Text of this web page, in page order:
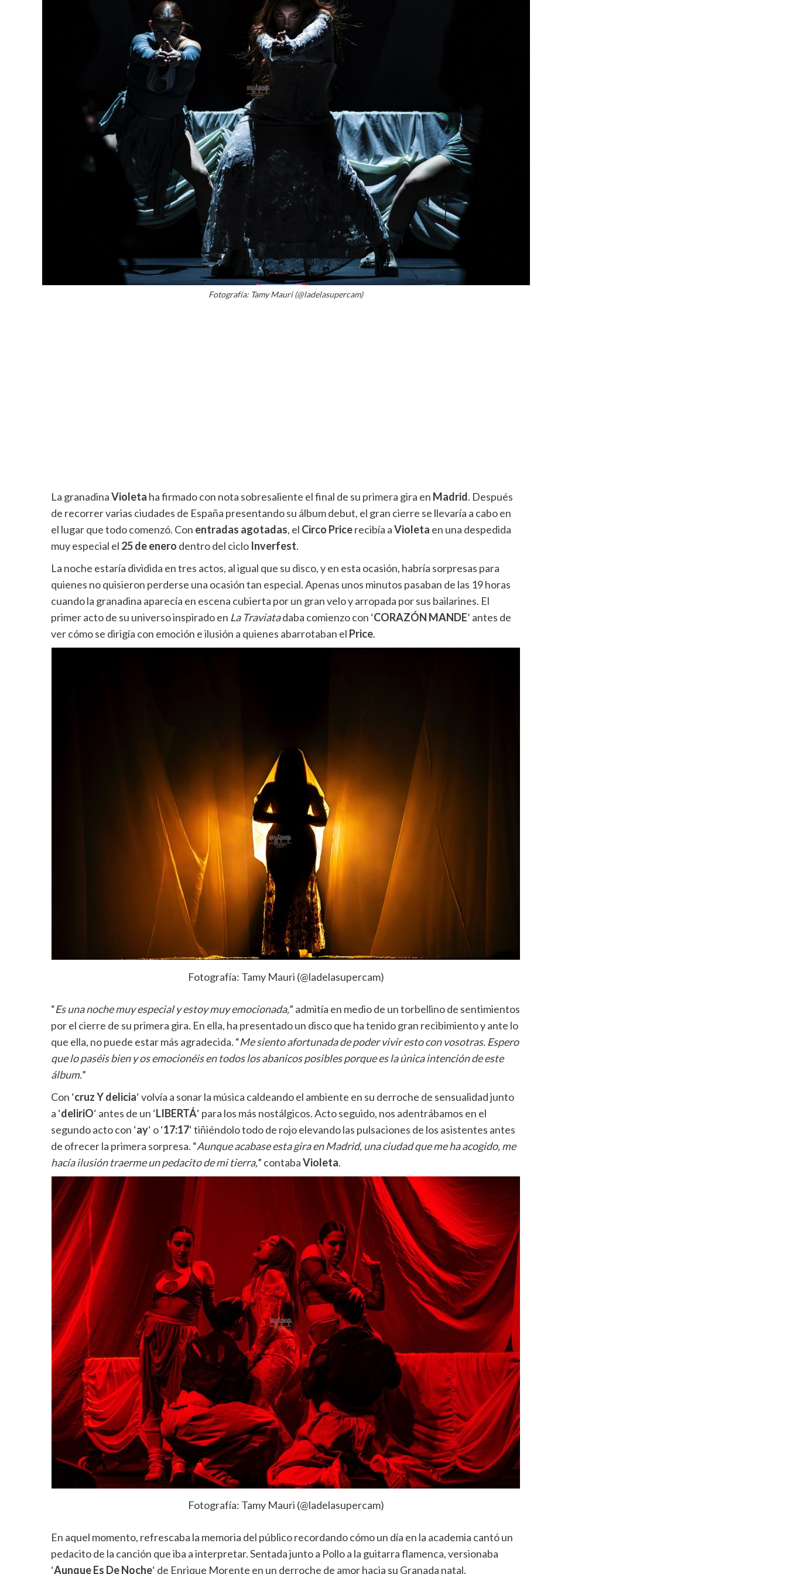
Fotografía: Tamy Mauri (@ladelasupercam)
La granadinaVioleta ha firmado con nota sobresaliente el final de su primera gira en Madrid. Después
de recorrer varias ciudades de España presentando su álbum debut, el gran cierre se llevaría a cabo en
el lugar que todo comenzó. Con entradas agotadas, el Circo Pricerecibía aVioleta en una despedida
muy especial el 25 de enero dentro del ciclo Inverfest.
La noche estaría dividida en tres actos, al igual que su disco, y en esta ocasión, habría sorpresas para
quienes no quisieron perderse una ocasión tan especial. Apenas unos minutos pasaban de las 19 horas
cuando la granadina aparecía en escena cubierta por un gran velo y arropada por sus bailarines. El
primer acto de su universo inspirado en La Traviatadaba comienzo con ‘CORAZÓN MANDE’ antes de
ver cómo se dirigía con emoción e ilusión a quienes abarrotaban el Price.
Fotografía: Tamy Mauri (@ladelasupercam)
“Es una noche muy especial y estoy muy emocionada,” admitía en medio de un torbellino de sentimientos
por el cierre de su primera gira. En ella, ha presentado un disco que ha tenido gran recibimiento y ante lo
que ella, no puede estar más agradecida. “Me siento afortunada de poder vivir esto con vosotras. Espero
que lo paséis bien y os emocionéis en todos los abanicos posibles porque es la única intención de este
álbum.”
Con ‘cruz Y delicia‘ volvía a sonar la música caldeando el ambiente en su derroche de sensualidad junto
a ‘deliriO‘ antes de un ‘LIBERTÁ‘ para los más nostálgicos. Acto seguido, nos adentrábamos en el
segundo acto con ‘ay‘ o ‘17:17‘ tiñiéndolo todo de rojo elevando las pulsaciones de los asistentes antes
de ofrecer la primera sorpresa. “Aunque acabase esta gira en Madrid, una ciudad que me ha acogido, me
hacía ilusión traerme un pedacito de mi tierra,” contabaVioleta.
Fotografía: Tamy Mauri (@ladelasupercam)
En aquel momento, refrescaba la memoria del público recordando cómo un día en la academia cantó un
pedacito de la canción que iba a interpretar. Sentada junto a Pollo a la guitarra flamenca, versionaba
‘Aunque Es De Noche‘ de Enrique Morente en un derroche de amor hacia su Granada natal.